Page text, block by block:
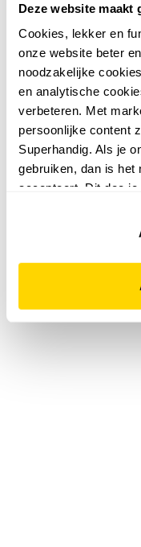
Deze website maakt
Cookies, lekker en
onze website beter
noodzakelijke
en analytische
verbeteren. Met
persoonlijke content
Superhandig. Als je
gebruiken, dan is het
accepteert. Dit doe
website niet optimaal